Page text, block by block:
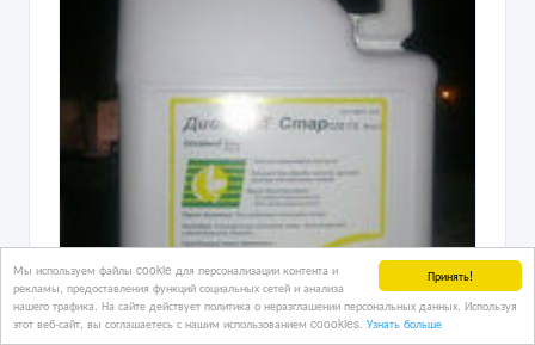
Принять!
Мы используем файлы cookie для персонализации контента и
рекламы, предоставления функций социальных сетей и анализа
нашего трафика. На сайте действует политика о неразглашении персональных данных. Используя
этот веб-сайт, вы соглашаетесь с нашим использованием coookies. Узнать больше